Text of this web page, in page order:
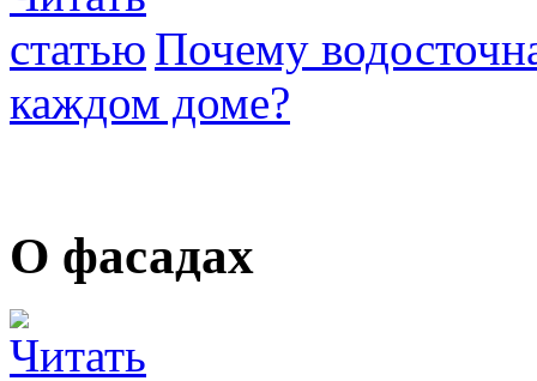
Почему
каждом доме?
О фасадах